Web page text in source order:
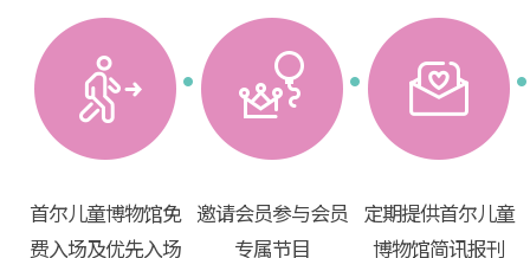
首尔儿童博物馆免
费入场及优先入场
邀请会员参与会员
专属节目
定期提供首尔儿童
博物馆简讯报刊